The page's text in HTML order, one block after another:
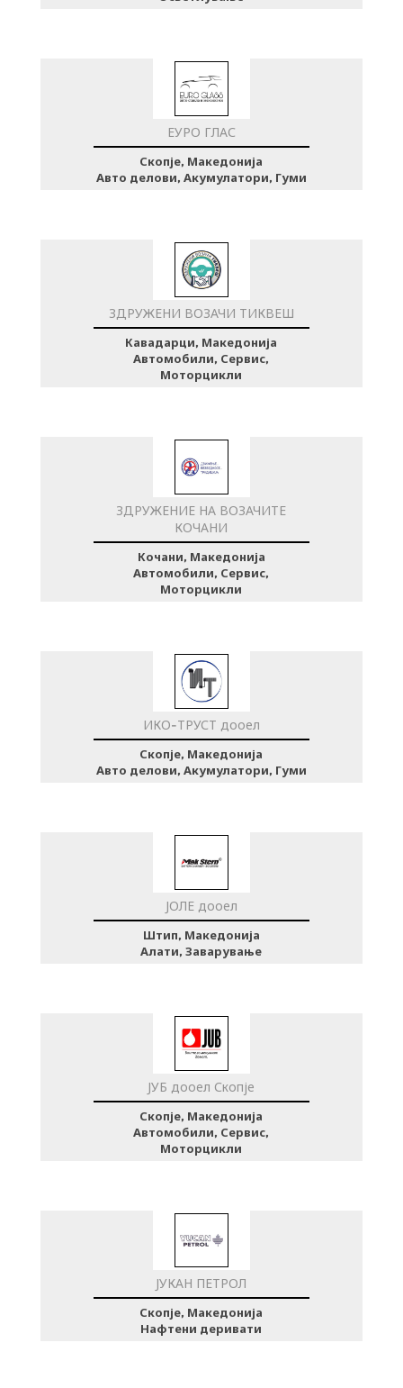
ЕУРО ГЛАС
Скопје, Македонија
Авто делови, Акумулатори, Гуми
ЗДРУЖЕНИ ВОЗАЧИ ТИКВЕШ
Кавадарци, Македонија
Автомобили, Сервис,
Моторцикли
ЗДРУЖЕНИЕ НА ВОЗАЧИТЕ
КОЧАНИ
Кочани, Македонија
Автомобили, Сервис,
Моторцикли
ИКО-ТРУСТ дооел
Скопје, Македонија
Авто делови, Акумулатори, Гуми
ЈОЛЕ дооел
Штип, Македонија
Алати, Заварување
ЈУБ дооел Скопје
Скопје, Македонија
Автомобили, Сервис,
Моторцикли
ЈУКАН ПЕТРОЛ
Скопје, Македонија
Нафтени деривати